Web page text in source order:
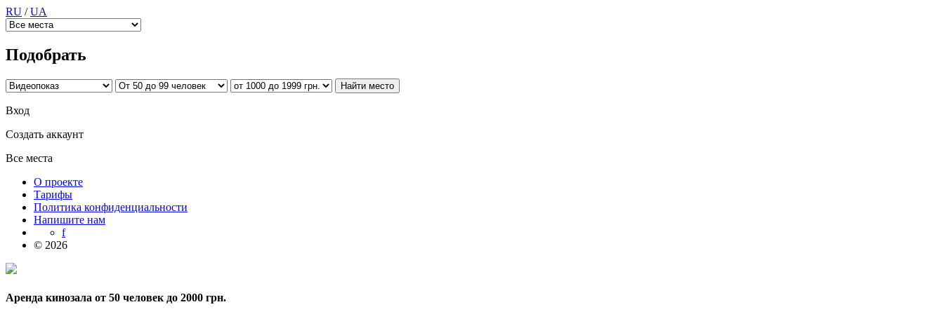
RU /UA
Подобрать
Вход
Создать аккаунт
Все места
О проекте
Тарифы
Политика конфиденциальности
Напишите нам
f
© 2026
Аренда кинозала от 50 человек до 2000 грн.